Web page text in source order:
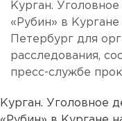
Курган.
«Рубин» в
Петербург для
расследования,
пресс-службе
Курган. Уголовное